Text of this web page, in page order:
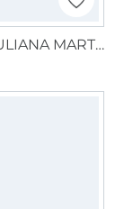
E-Book JULIANA MARTEJEVS Bluse Basic Hemd